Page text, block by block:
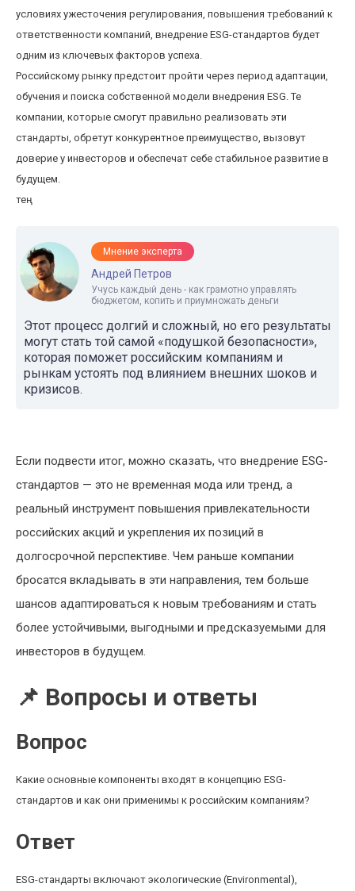
условиях ужесточения регулирования, повышения требований к
ответственности компаний, внедрение ESG-стандартов будет
одним из ключевых факторов успеха.
Российскому рынку предстоит пройти через период адаптации,
обучения и поиска собственной модели внедрения ESG. Те
компании, которые смогут правильно реализовать эти
стандарты, обретут конкурентное преимущество, вызовут
доверие у инвесторов и обеспечат себе стабильное развитие в
будущем.
тең
Мнение эксперта
Андрей Петров
Учусь каждый день - как грамотно управлять
бюджетом, копить и приумножать деньги
Этот процесс долгий и сложный, но его результаты
могут стать той самой «подушкой безопасности»,
которая поможет российским компаниям и
рынкам устоять под влиянием внешних шоков и
кризисов.
Если подвести итог, можно сказать, что внедрение ESG-
стандартов — это не временная мода или тренд, а
реальный инструмент повышения привлекательности
российских акций и укрепления их позиций в
долгосрочной перспективе. Чем раньше компании
бросатся вкладывать в эти направления, тем больше
шансов адаптироваться к новым требованиям и стать
более устойчивыми, выгодными и предсказуемыми для
инвесторов в будущем.
📌 Вопросы и ответы
Вопрос
Какие основные компоненты входят в концепцию ESG-
стандартов и как они применимы к российским компаниям?
Ответ
ESG-стандарты включают экологические (Environmental),